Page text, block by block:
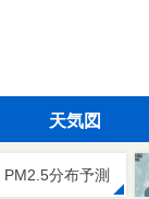
天気図
PM2.5分布予測